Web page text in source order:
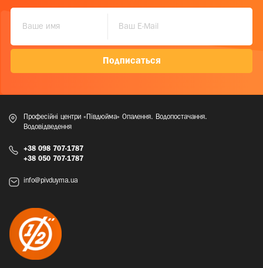
Подписаться
Професійні центри «Півдюйма» Опалення. Водопостачання.
Водовідведення
+38 098 707-1787
+38 050 707-1787
info@pivduyma.ua